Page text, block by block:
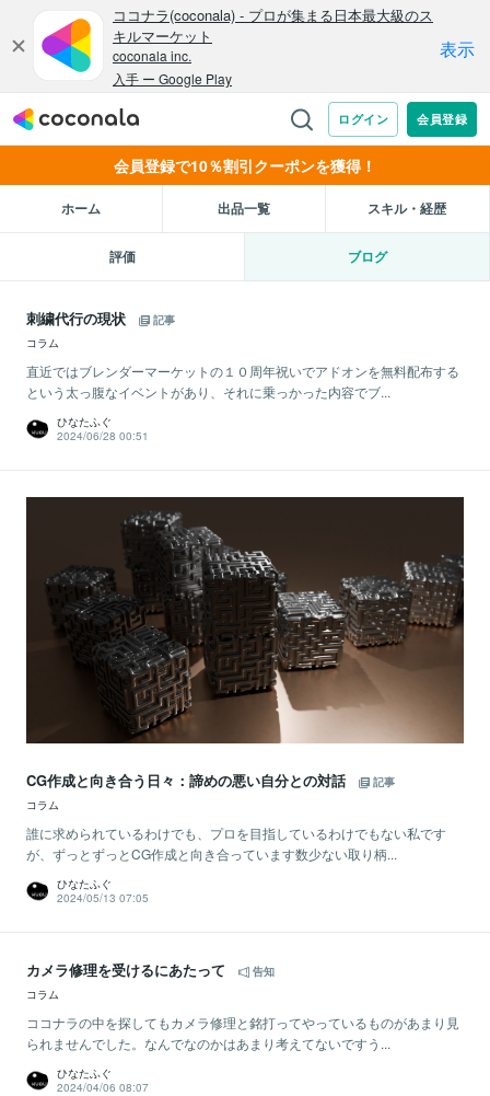
会員登録で10％割引クーポンを獲得！
ホーム 出品一覧 スキル・経歴
評価 ブログ
刺繍代行の現状
記事
コラム
直近ではブレンダーマーケットの１０周年祝いでアドオンを無料配布する
という太っ腹なイベントがあり、それに乗っかった内容でブ...
ひなたふぐ
2024/06/28 00:51
CG作成と向き合う日々：諦めの悪い自分との対話
記事
コラム
誰に求められているわけでも、プロを目指しているわけでもない私です
が、ずっとずっとCG作成と向き合っています数少ない取り柄...
ひなたふぐ
2024/05/13 07:05
カメラ修理を受けるにあたって
告知
コラム
ココナラの中を探してもカメラ修理と銘打ってやっているものがあまり見
られませんでした。なんでなのかはあまり考えてないですう...
ひなたふぐ
2024/04/06 08:07